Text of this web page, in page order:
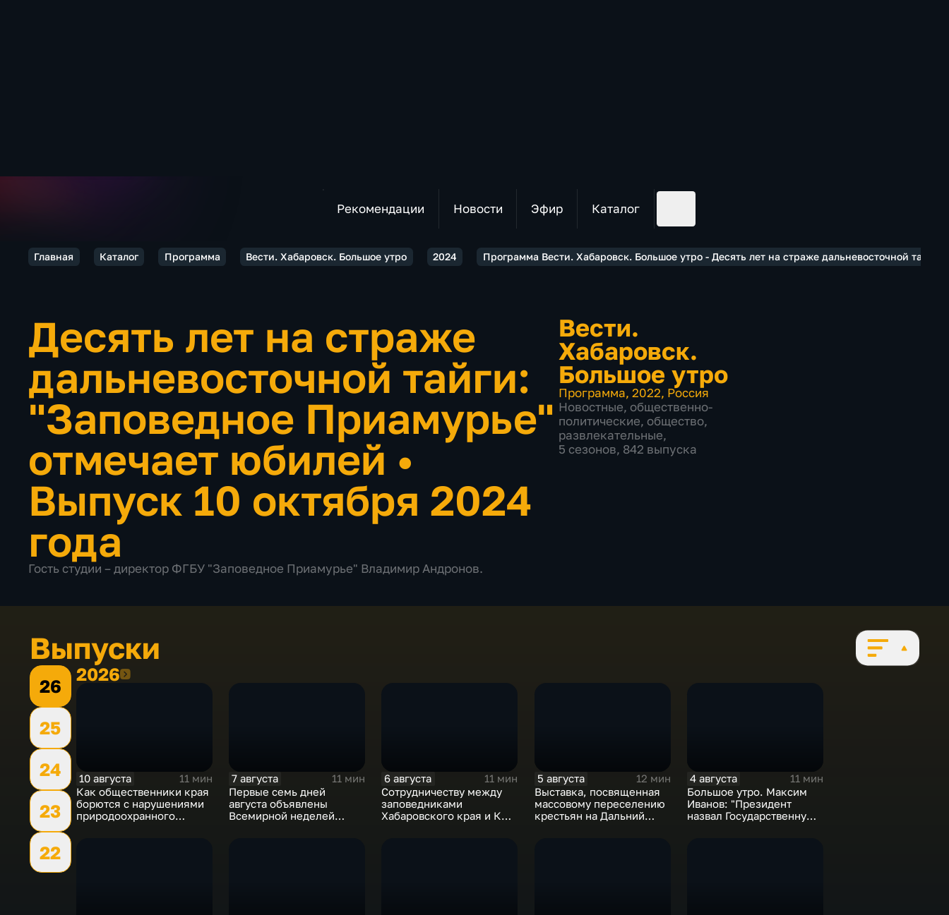
Рекомендации Новости Эфир Каталог
Главная Каталог Программа Вести. Хабаровск. Большое утро 2024 Программа Вести. Хабаровск. Большое утро - Десять лет на страже дальневосточной
Десять лет на страже
дальневосточной тайги:
"Заповедное Приамурье"
отмечает юбилей •
Выпуск 10 октября 2024
года
Гость студии – директор ФГБУ "Заповедное Приамурье" Владимир Андронов.
Вести.
Хабаровск.
Большое утро
Программа, 2022, Россия
Новостные, общественно-
политические, общество,
развлекательные,
5 сезонов, 842 выпуска
Выпуски
26
25
24
23
22
20262026
10 августа
11 мин
Как общественники края
борются с нарушениями
природоохранного
7 августа
11 мин
Первые семь дней
августа объявлены
Всемирной неделей
6 августа
11 мин
Сотрудничеству между
заповедниками
Хабаровского края и КНР
5 августа
12 мин
Выставка, посвященная
массовому переселению
крестьян на Дальний
4 августа
11 мин
Большое утро. Максим
Иванов: "Президент
назвал Государственную